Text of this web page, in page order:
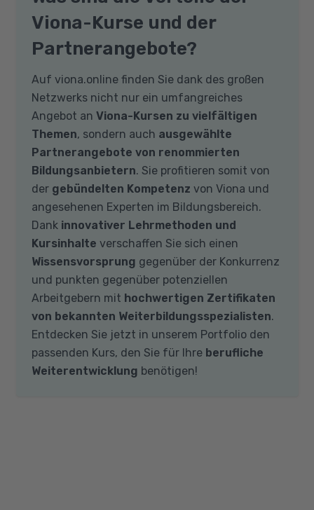
Viona-Kurse und der
Partnerangebote?
Auf viona.online finden Sie dank des großen
Netzwerks nicht nur ein umfangreiches
Angebot an Viona-Kursen zu vielfältigen
Themen, sondern auch ausgewählte
Partnerangebote von renommierten
Bildungsanbietern. Sie profitieren somit von
der gebündelten Kompetenz von Viona und
angesehenen Experten im Bildungsbereich.
Dank innovativer Lehrmethoden und
Kursinhalte verschaffen Sie sich einen
Wissensvorsprung gegenüber der Konkurrenz
und punkten gegenüber potenziellen
Arbeitgebern mit hochwertigen Zertifikaten
von bekannten Weiterbildungsspezialisten.
Entdecken Sie jetzt in unserem Portfolio den
passenden Kurs, den Sie für Ihre berufliche
Weiterentwicklung benötigen!